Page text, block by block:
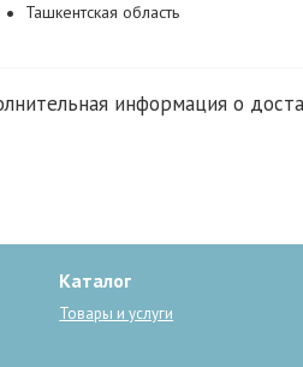
Ташкентская область
Каталог
Товары и услуги